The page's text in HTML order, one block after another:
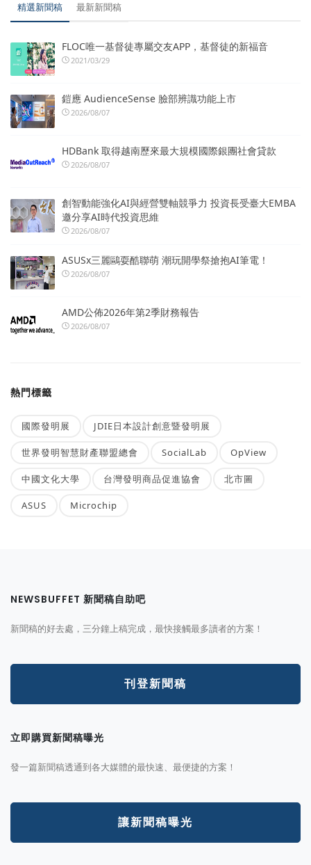
精選新聞稿 最新新聞稿
FLOC唯一基督徒專屬交友APP，基督徒的新福音
2021/03/29
鎧應 AudienceSense 臉部辨識功能上市
2026/08/07
HDBank 取得越南歷來最大規模國際銀團社會貸款
2026/08/07
創智動能強化AI與經營雙軸競爭力 投資長受臺大EMBA
邀分享AI時代投資思維
2026/08/07
ASUSx三麗鷗耍酷聯萌 潮玩開學祭搶抱AI筆電！
2026/08/07
AMD公佈2026年第2季財務報告
2026/08/07
熱門標籤
國際發明展 JDIE日本設計創意暨發明展
世界發明智慧財產聯盟總會 SocialLab OpView
中國文化大學 台灣發明商品促進協會 北市圖
ASUS Microchip
NEWSBUFFET 新聞稿自助吧
新聞稿的好去處，三分鐘上稿完成，最快接觸最多讀者的方案！
刊登新聞稿
立即購買新聞稿曝光
發一篇新聞稿透通到各大媒體的最快速、最便捷的方案！
讓新聞稿曝光